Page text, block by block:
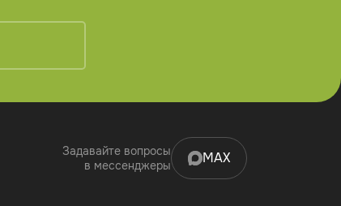
Задавайте вопросы
в мессенджеры
MAX